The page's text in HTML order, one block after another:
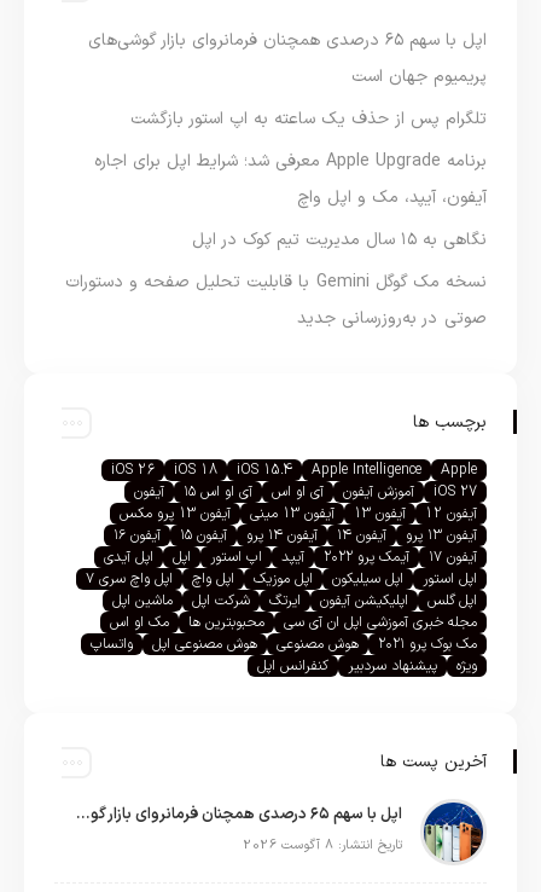
اپل با سهم ۶۵ درصدی همچنان فرمانروای بازار گوشی‌های
پریمیوم جهان است
تلگرام پس از حذف یک ساعته به اپ استور بازگشت
برنامه Apple Upgrade معرفی شد؛ شرایط اپل برای اجاره
آیفون، آیپد، مک و اپل واچ
نگاهی به ۱۵ سال مدیریت تیم کوک در اپل
نسخه مک گوگل Gemini با قابلیت تحلیل صفحه و دستورات
صوتی در به‌روزرسانی جدید
برچسب ها
Apple
Apple Intelligence
iOS 15.4
iOS 18
iOS 26
iOS 27
آموزش آیفون آی او اس آی او اس ۱۵
آیفون
آیفون 12
آیفون 13 آیفون 13 مینی
آیفون 13 پرو مکس
آیفون ۱۳ پرو
آیفون ۱۴ آیفون ۱۴ پرو آیفون ۱۵
آیفون ۱۶
آیفون ۱۷
آیمک پرو ۲۰۲۲ آیپد اپ استور اپل
اپل آیدی
اپل استور
اپل سیلیکون اپل موزیک اپل واچ
اپل واچ سری ۷
اپل گلس
اپلیکیشن آیفون ایرتگ شرکت اپل
ماشین اپل
مجله خبری آموزشی اپل ان آی سی
محبوبترین ها
مک او اس
مک بوک پرو ۲۰۲۱
هوش مصنوعی هوش مصنوعی اپل
واتساپ
ویژه
پیشنهاد سردبیر کنفرانس اپل
آخرین پست ها
اپل با سهم ۶۵ درصدی همچنان فرمانروای بازار گوشی‌های پریمیوم جهان است
تاریخ انتشار: 8 آگوست 2026